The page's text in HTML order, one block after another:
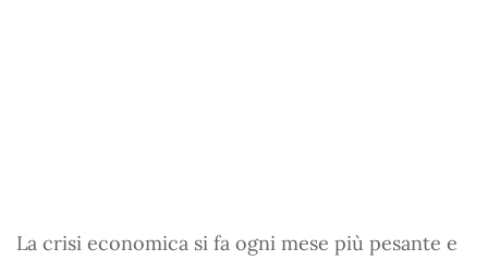
La crisi economica si fa ogni mese più pesante e